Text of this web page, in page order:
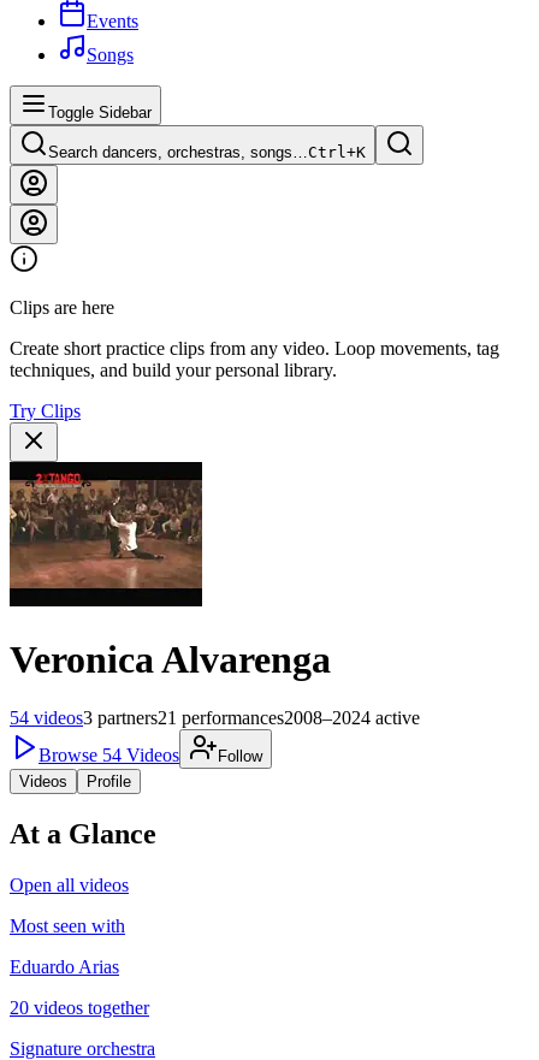
Events
Songs
Toggle Sidebar
Search dancers, orchestras, songs…Ctrl+K
Clips are here
Create short practice clips from any video. Loop movements, tag
techniques, and build your personal library.
Try Clips
Veronica Alvarenga
54 videos3 partners21 performances2008–2024 active
Browse 54 Videos
Follow
Videos
Profile
At a Glance
Open all videos
Most seen with
Eduardo Arias
20 videos together
Signature orchestra